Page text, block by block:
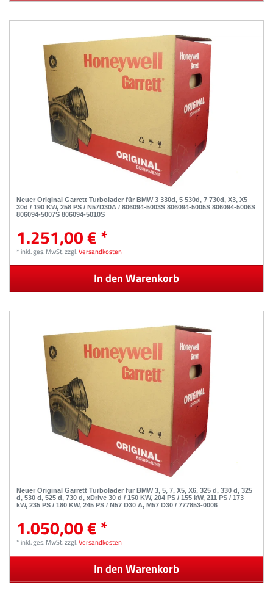
Neuer Original Garrett Turbolader für BMW 3 330d, 5 530d, 7 730d, X3, X5
30d / 190 KW, 258 PS / N57D30A / 806094-5003S 806094-5005S 806094-5006S
806094-5007S 806094-5010S​
1.251,00 € *
*inkl. ges. MwSt.zzgl.Versandkosten
In den Warenkorb
Neuer Original Garrett Turbolader für BMW 3, 5, 7, X5, X6, 325 d, 330 d, 325
d, 530 d, 525 d, 730 d, xDrive 30 d / 150 KW, 204 PS / 155 kW, 211 PS / 173
kW, 235 PS / 180 KW, 245 PS / N57 D30 A, M57 D30 / 777853-0006
1.050,00 € *
*inkl. ges. MwSt.zzgl.Versandkosten
In den Warenkorb